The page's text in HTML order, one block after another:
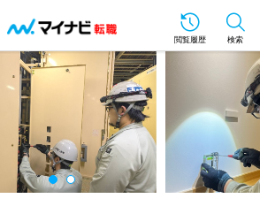
閲覧履歴 検索